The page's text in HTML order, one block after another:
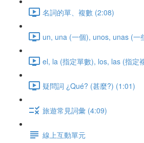
名詞的單、複數 (2:08)
un, una (一個), unos, unas (一
el, la (指定單數), los, las (指定
疑問詞 ¿Qué? (甚麼?) (1:01)
旅遊常見詞彙 (4:09)
線上互動單元